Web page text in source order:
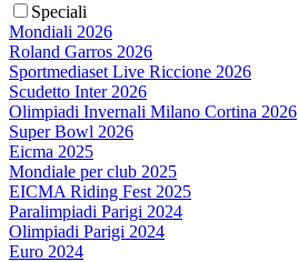
Speciali
Mondiali 2026
Roland Garros 2026
Sportmediaset Live Riccione 2026
Scudetto Inter 2026
Olimpiadi Invernali Milano Cortina 2026
Super Bowl 2026
Eicma 2025
Mondiale per club 2025
EICMA Riding Fest 2025
Paralimpiadi Parigi 2024
Olimpiadi Parigi 2024
Euro 2024